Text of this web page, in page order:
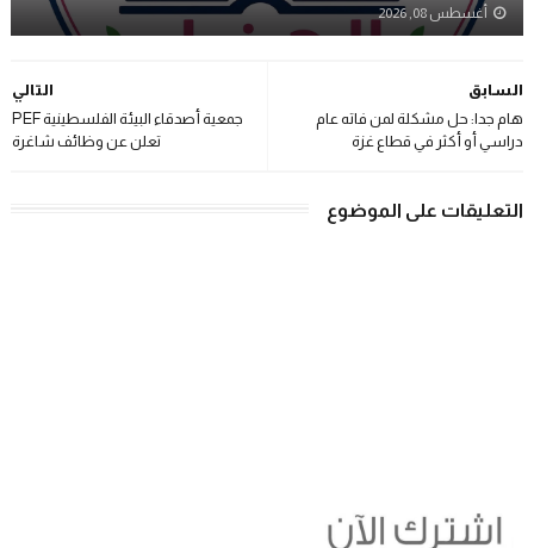
أغسطس 08, 2026
التالي
جمعية أصدقاء البيئة الفلسطينية PEF
تعلن عن وظائف شاغرة
السابق
هام جدا: حل مشكلة لمن فاته عام
دراسي أو أكثر في قطاع غزة
التعليقات على الموضوع